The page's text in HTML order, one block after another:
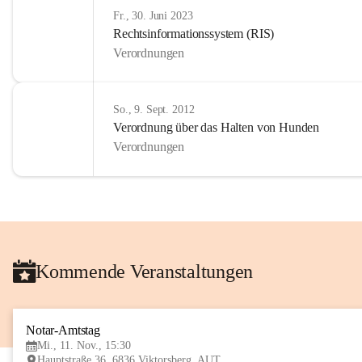
Fr., 30. Juni 2023
Rechtsinformationssystem (RIS)
Verordnungen
So., 9. Sept. 2012
Verordnung über das Halten von Hunden
Verordnungen
Kommende Veranstaltungen
Notar-Amtstag
Mi., 11. Nov., 15:30